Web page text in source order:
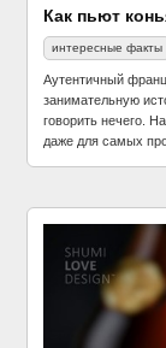
Как пьют
интересные факты
Аутентичный
занимательную
говорить нечего.
даже для самых